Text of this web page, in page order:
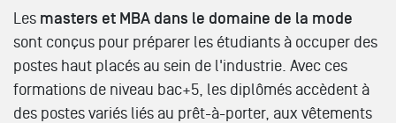
Les masters et MBA dans le domaine de la mode
sont conçus pour préparer les étudiants à occuper des
postes haut placés au sein de l'industrie. Avec ces
formations de niveau bac+5, les diplômés accèdent à
des postes variés liés au prêt-à-porter, aux vêtements